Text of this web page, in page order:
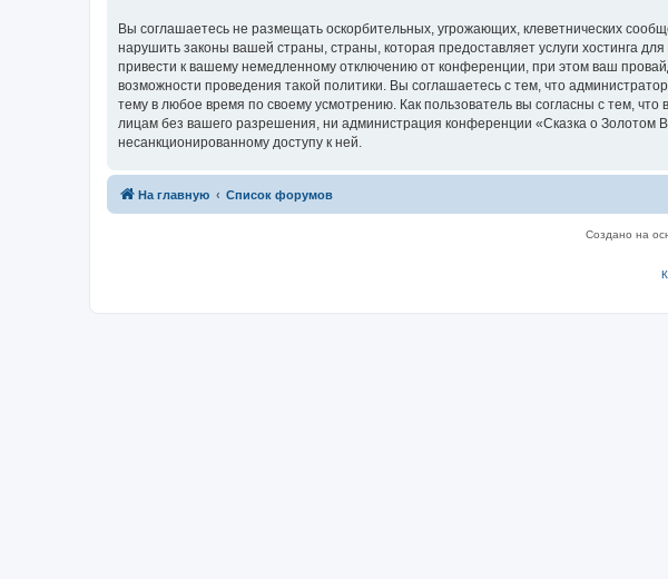
Вы соглашаетесь не размещать оскорбительных, угрожающих, клеветнических
нарушить законы вашей страны, страны, которая предоставляет услуги хостинга
привести к вашему немедленному отключению от конференции, при этом ваш
возможности проведения такой политики. Вы соглашаетесь с тем, что
тему в любое время по своему усмотрению. Как пользователь вы согласны с тем,
лицам без вашего разрешения, ни администрация конференции «Сказка о Золотом
несанкционированному доступу к ней.
На главную Список форумов
Создано на